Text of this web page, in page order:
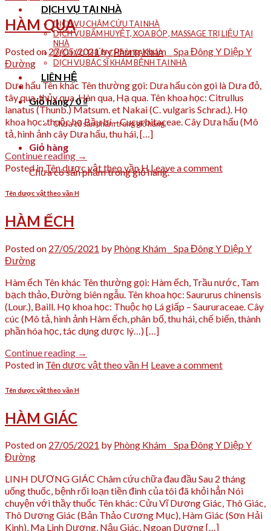
DỊCH VỤ TẠI NHÀ
DỊCH VỤ CHÂM CỨU TẠI NHÀ
DỊCH VỤ BẤM HUYỆT, XOA BÓP , MASSAGE TRỊ LIỆU TẠI
NHÀ
DỊCH VỤ THỦY CHÂM TẠI NHÀ
DỊCH VỤ BÁC SĨ KHÁM BỆNH TẠI NHÀ
LIÊN HỆ
Giỏ hàng /0₫
Chưa có sản phẩm trong giỏ hàng.
Giỏ hàng
Chưa có sản phẩm trong giỏ hàng.
HÀM QUA
Posted on27/05/2021byPhòng Khám _ Spa Đông Y Diệp Y
Đường
Dưa hấu Tên khác Tên thường gọi: Dưa hấu còn gọi là Dưa đỏ,
tây qua, thủy qua, Hàn qua, Hạ qua. Tên khoa học: Citrullus
lanatus (Thunb.) Matsum. et Nakai (C. vulgaris Schrad.). Họ
khoa học: thuộc họ Bầu bí – Cucurbitaceae. Cây Dưa hấu (Mô
tả, hình ảnh cây Dưa hấu, thu hái, […]
Continue reading →
Posted inTên dược vật theo vần H Leave a comment
Tên dược vật theo vần H
HÀM ẾCH
Posted on 27/05/2021 by Phòng Khám _ Spa Đông Y Diệp Y
Đường
Hàm ếch Tên khác Tên thường gọi: Hàm ếch, Trầu nước, Tam
bạch thảo, Đường biên ngẫu. Tên khoa học: Saururus chinensis
(Lour.), Baill. Họ khoa học: Thuộc họ Lá giấp – Saururaceae. Cây
cúc (Mô tả, hình ảnh Hàm ếch, phân bố, thu hái, chế biến, thành
phần hóa học, tác dụng dược lý…) […]
Continue reading →
Posted in Tên dược vật theo vần H Leave a comment
Tên dược vật theo vần H
HÀM GIÁC
Posted on 27/05/2021 by Phòng Khám _ Spa Đông Y Diệp Y
Đường
LINH DƯƠNG GIÁC Châm cứu chữa đau đầu Sau 2 tháng
uống thuốc, bệnh rối loạn tiền đình của tôi đã khỏi hẳn Nói
chuyện với thầy thuốc Tên khác: Cửu Vĩ Dương Giác, Thô Giác,
Thô Dương Giác (Bản Thảo Cương Mục), Hàm Giác (Sơn Hải
Kinh), Ma Linh Dương, Nậu Giác, Ngoan Dương […]